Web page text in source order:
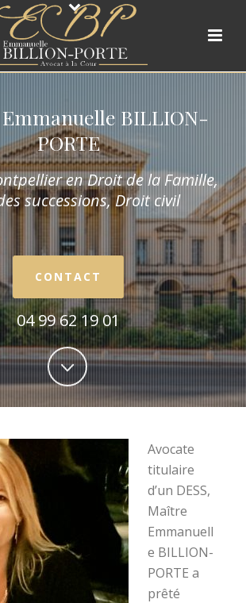
BILLION-
PORTE
en Droit de la Famille,
successions, Droit civil
CONTACT
04 99 62 19 01
Avocate
titulaire
d’un DESS,
Maître
Emmanuell
e BILLION-
PORTE a
prêté